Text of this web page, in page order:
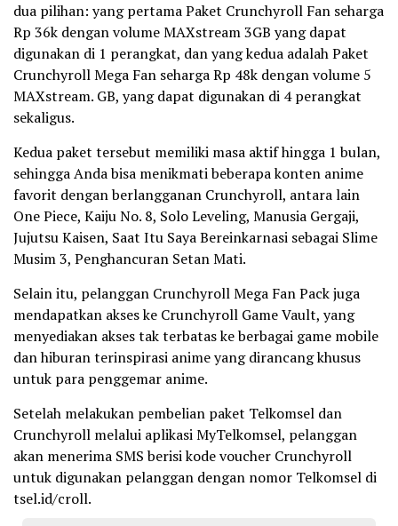
dua pilihan: yang pertama Paket Crunchyroll Fan seharga
Rp 36k dengan volume MAXstream 3GB yang dapat
digunakan di 1 perangkat, dan yang kedua adalah Paket
Crunchyroll Mega Fan seharga Rp 48k dengan volume 5
MAXstream. GB, yang dapat digunakan di 4 perangkat
sekaligus.
Kedua paket tersebut memiliki masa aktif hingga 1 bulan,
sehingga Anda bisa menikmati beberapa konten anime
favorit dengan berlangganan Crunchyroll, antara lain
One Piece, Kaiju No. 8, Solo Leveling, Manusia Gergaji,
Jujutsu Kaisen, Saat Itu Saya Bereinkarnasi sebagai Slime
Musim 3, Penghancuran Setan Mati.
Selain itu, pelanggan Crunchyroll Mega Fan Pack juga
mendapatkan akses ke Crunchyroll Game Vault, yang
menyediakan akses tak terbatas ke berbagai game mobile
dan hiburan terinspirasi anime yang dirancang khusus
untuk para penggemar anime.
Setelah melakukan pembelian paket Telkomsel dan
Crunchyroll melalui aplikasi MyTelkomsel, pelanggan
akan menerima SMS berisi kode voucher Crunchyroll
untuk digunakan pelanggan dengan nomor Telkomsel di
tsel.id/croll.